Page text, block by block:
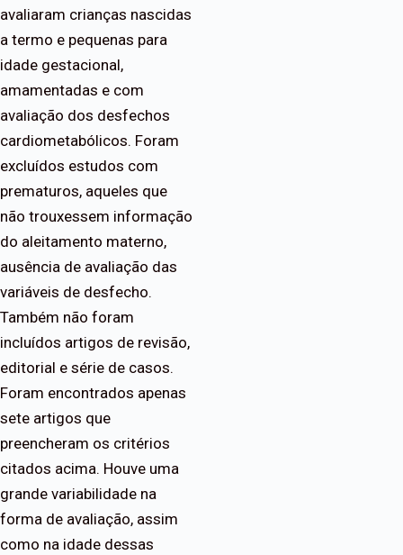
avaliaram crianças nascidas
a termo e pequenas para
idade gestacional,
amamentadas e com
avaliação dos desfechos
cardiometabólicos. Foram
excluídos estudos com
prematuros, aqueles que
não trouxessem informação
do aleitamento materno,
ausência de avaliação das
variáveis de desfecho.
Também não foram
incluídos artigos de revisão,
editorial e série de casos.
Foram encontrados apenas
sete artigos que
preencheram os critérios
citados acima. Houve uma
grande variabilidade na
forma de avaliação, assim
como na idade dessas